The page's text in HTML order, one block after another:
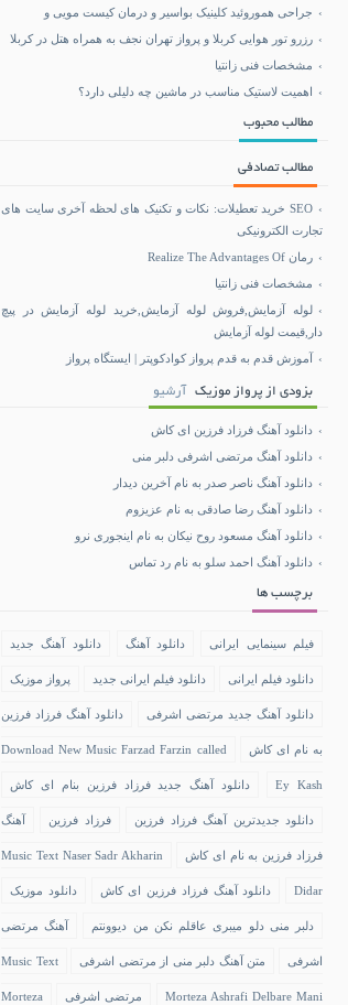
جراحی هموروئید کلینیک بواسیر و درمان کیست مویی و
رزرو تور هوایی کربلا و پرواز تهران نجف به همراه هتل در کربلا
مشخصات فنی زانتیا
اهمیت لاستیک مناسب در ماشین چه دلیلی دارد؟
مطالب محبوب
مطالب تصادفی
SEO خرید تعطیلات: نکات و تکنیک های لحظه آخری سایت های
تجارت الکترونیکی
رمان Realize The Advantages Of
مشخصات فنی زانتیا
لوله آزمایش,فروش لوله آزمایش,خرید لوله آزمایش در پیچ
دار,قیمت لوله آزمایش
آموزش قدم به قدم پرواز کوادکوپتر | ایستگاه پرواز
بزودی از پرواز موزیک آرشیو
دانلود آهنگ فرزاد فرزین ای کاش
دانلود آهنگ مرتضی اشرفی دلبر منی
دانلود آهنگ ناصر صدر به نام آخرین دیدار
دانلود آهنگ رضا صادقی به نام عزیزوم
دانلود آهنگ مسعود روح نیکان به نام اینجوری نرو
دانلود آهنگ احمد سلو به نام رد تماس
برچسب ها
فیلم سینمایی ایرانی دانلود آهنگ دانلود آهنگ جدید
دانلود فیلم ایرانی دانلود فیلم ایرانی جدید پرواز موزیک
دانلود آهنگ جدید مرتضی اشرفی دانلود آهنگ فرزاد فرزین
به نام ای کاش Download New Music Farzad Farzin called
Ey Kash دانلود آهنگ جدید فرزاد فرزین بنام ای کاش
دانلود جدیدترین آهنگ فرزاد فرزین فرزاد فرزین آهنگ
فرزاد فرزین به نام ای کاش Music Text Naser Sadr Akharin
Didar دانلود آهنگ فرزاد فرزین ای کاش دانلود موزیک
دلبر منی دلو میبری عاقلم نکن من دیوونتم آهنگ مرتضی
اشرفی متن آهنگ دلبر منی از مرتضی اشرفی Music Text
Morteza Ashrafi Delbare Mani مرتضی اشرفی Morteza